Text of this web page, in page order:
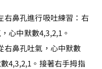
右鼻孔進行吸吐練習：右
心中默數4,3,2,1。
右鼻孔吐氣，心中默數
4,3,2,1。接著右手拇指